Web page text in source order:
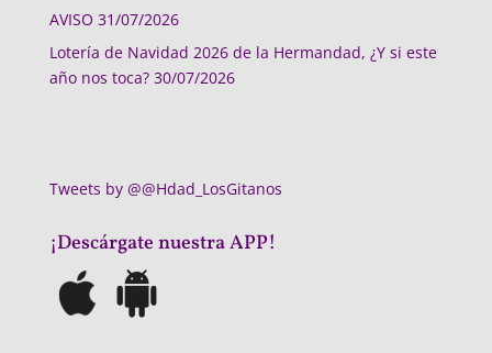
AVISO 31/07/2026
Lotería de Navidad 2026 de la Hermandad, ¿Y si este
año nos toca? 30/07/2026
Tweets by @@Hdad_LosGitanos
¡Descárgate nuestra APP!